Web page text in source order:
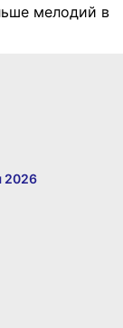
мелодий в
2026